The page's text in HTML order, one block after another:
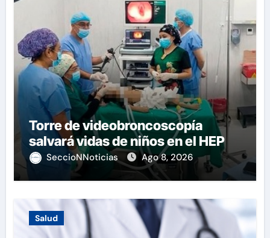
Torre de videobroncoscopía
salvará vidas de niños en el HEP
SeccioNNoticias Ago 8, 2026
Salud